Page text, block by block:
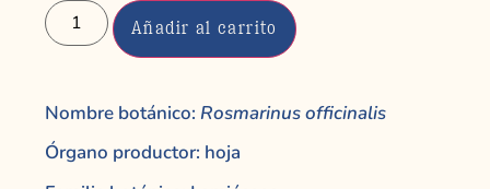
Añadir al carrito
Nombre botánico: Rosmarinus officinalis
Órgano productor: hoja